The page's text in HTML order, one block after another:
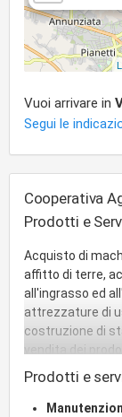
Vuoi arrivare in
Segui le
Cooperativa
Prodotti e
Acquisto di
affitto di terre,
all'ingrasso ed
attrezzature di
costruzione di
vendita dei
materie prime
impianti per la
dei prodotti
Prodotti e